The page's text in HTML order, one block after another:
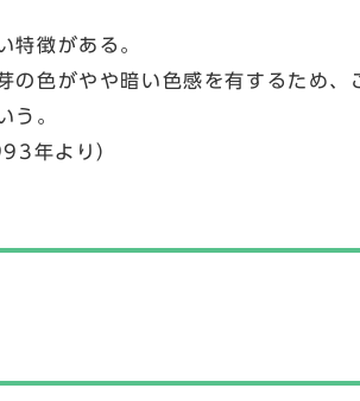
特徴がある。
色がやや暗い色感を有するため、
う。
年より）